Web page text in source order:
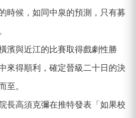
時候，如同中泉的預測，只有募
濱與近江的比賽取得戲劇性勝
來得順利，確定晉級二十日的決
至。
長高須克彌在推特發表「如果校